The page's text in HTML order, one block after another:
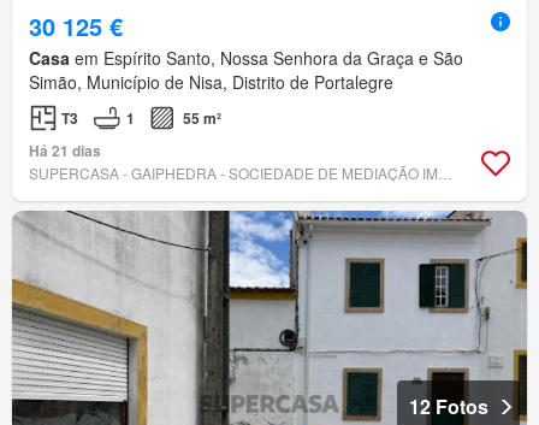
30 125 €
Casa em Espírito Santo, Nossa Senhora da Graça e São
Simão, Município de Nisa, Distrito de Portalegre
T3 1
55 m²
Há 21 dias
12 Fotos